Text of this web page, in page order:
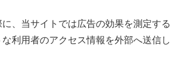
、当サイトでは広告の効果を測定する
利用者のアクセス情報を外部へ送信し